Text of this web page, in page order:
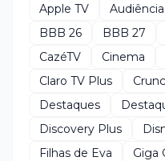
Apple TV Audiência
BBB 26
BBB 27
CazéTV
Cinema
Claro TV Plus
Destaques
Discovery Plus
Filhas de Eva
Giga